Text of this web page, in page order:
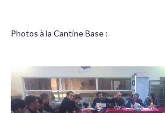
Photos à la Cantine Base :